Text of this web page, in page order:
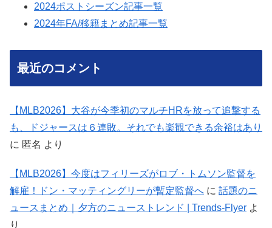
2024ポストシーズン記事一覧
2024年FA/移籍まとめ記事一覧
最近のコメント
【MLB2026】大谷が今季初のマルチHRを放って追撃する
も、ドジャースは６連敗。それでも楽観できる余裕はあり
に 匿名 より
【MLB2026】今度はフィリーズがロブ・トムソン監督を
解雇！ドン・マッティングリーが暫定監督へ に 話題のニ
ュースまとめ｜夕方のニューストレンド | Trends-Flyer よ
り